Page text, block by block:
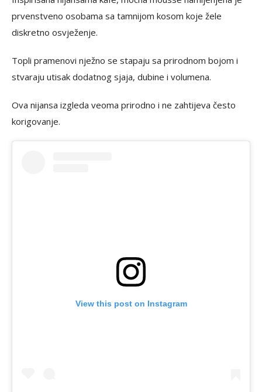
prvenstveno osobama sa tamnijom kosom koje žele
diskretno osvježenje.
Topli pramenovi nježno se stapaju sa prirodnom bojom i
stvaraju utisak dodatnog sjaja, dubine i volumena.
Ova nijansa izgleda veoma prirodno i ne zahtijeva često
korigovanje.
View this post on Instagram